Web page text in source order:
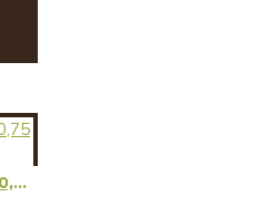
Modra frankinja, Kerin (0,75 l)